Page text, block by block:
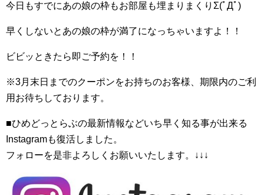
今日もすでにあの娘の枠もお部屋も埋まりまくりΣ(ﾟДﾟ)
早くしないとあの娘の枠が満了になっちゃいますよ！！
ビビッときたら即ご予約を！！
※3月末日までのクーポンをお持ちのお客様、期限内のご利
用お待ちしております。
■ひめどっとらぶの最新情報などいち早く知る事が出来る
Instagramも復活しました。
フォローを是非よろしくお願いいたします。↓↓↓